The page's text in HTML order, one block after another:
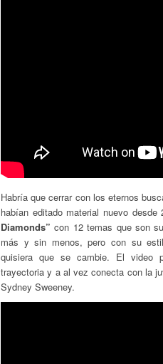
Habría que cerrar con los eternos
habían editado material nuevo
Diamonds” con 12 temas que son
más y sin menos, pero con su
quisiera que se cambie. El video
trayectoria y a al vez conecta con la
Sydney Sweeney.